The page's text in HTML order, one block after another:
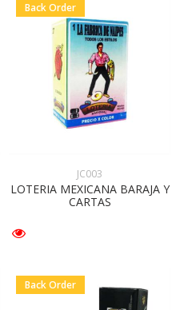
Back Order
JC003
LOTERIA MEXICANA BARAJA Y
CARTAS
Back Order